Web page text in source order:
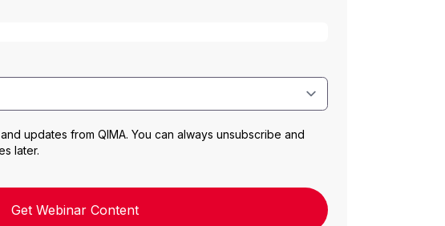
updates from QIMA. You can always unsubscribe and
later.
Get Webinar Content